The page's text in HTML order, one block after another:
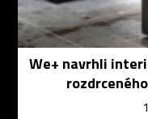
We+ navrhli